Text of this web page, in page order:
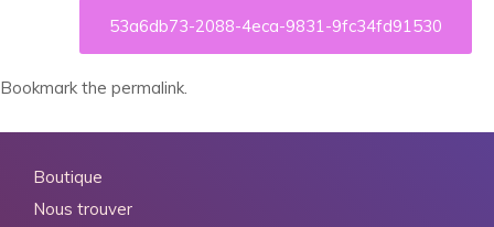
53a6db73-2088-4eca-9831-9fc34fd91530
Bookmark the permalink
Boutique
Nous trouver